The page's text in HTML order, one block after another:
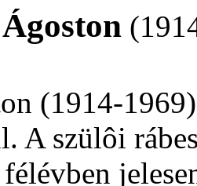
(1914-
A szülôi
félévben